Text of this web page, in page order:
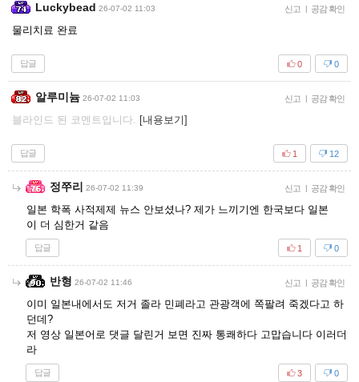
Luckybead 26-07-02 11:03 신고 | 공감 확인
물리치료 완료
답글 0
0
알루미늄 26-07-02 11:03 신고 | 공감 확인
블라인드 된 코멘트입니다. [내용보기]
답글 12
1
정쭈리 26-07-02 11:39 신고 | 공감 확인
일본 학폭 사적제제 뉴스 안보셨나? 제가 느끼기엔 한국보다 일본
이 더 심한거 같음
답글 0
1
반형 26-07-02 11:46 신고 | 공감 확인
이미 일본내에서도 저거 졸라 민폐라고 관광객에 쪽팔려 죽겠다고 하
던데?
저 영상 일본어로 댓글 달린거 보면 진짜 통쾌하다 고맙습니다 이러더
라
답글 0
3